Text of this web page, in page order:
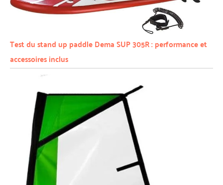
Test du stand up paddle Dema SUP 305R : performance et
accessoires inclus